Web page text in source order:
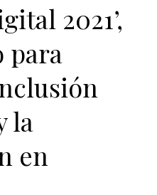
2021’,
para
la
en